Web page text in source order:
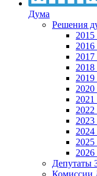
Дума
Решения
2015
2016
2017
2018
2019
2020
2021
2022
2023
2024
2025
2026
Депутаты
Комиссии